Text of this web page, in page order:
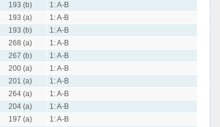
193 (b)
1: A-B
193 (a)
1: A-B
193 (b)
1: A-B
268 (a)
1: A-B
267 (b)
1: A-B
200 (a)
1: A-B
201 (a)
1: A-B
264 (a)
1: A-B
204 (a)
1: A-B
197 (a)
1: A-B